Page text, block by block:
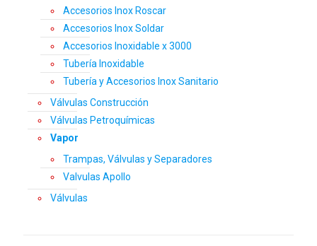
Accesorios Inox Roscar
Accesorios Inox Soldar
Accesorios Inoxidable x 3000
Tubería Inoxidable
Tubería y Accesorios Inox Sanitario
Válvulas Construcción
Válvulas Petroquímicas
Vapor
Trampas, Válvulas y Separadores
Valvulas Apollo
Válvulas